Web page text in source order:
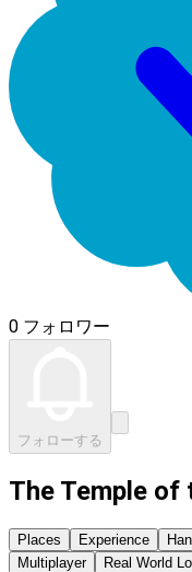
0 フォロワー
フォローする
The Temple of
Places Experience
Multiplayer
Real World